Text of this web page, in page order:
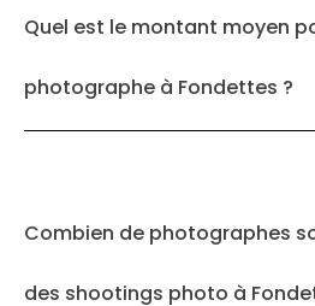
Quel est le montant moyen
photographe à Fondettes ?
Combien de photographes
des shootings photo à